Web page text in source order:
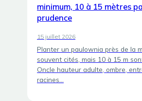
minimum, 10 à 15 mètres
prudence
15 juillet 2026
Planter un paulownia près de la
souvent cités, mais 10 à 15 m
Oncle hauteur adulte, ombre,
racines…